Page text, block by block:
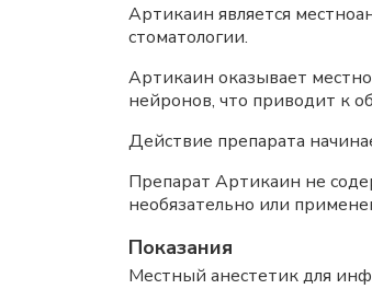
Артикаин является
стоматологии.
Артикаин оказывает
нейронов, что приводит к
Действие препарата
Препарат Артикаин не
необязательно или
Показания
Местный анестетик для